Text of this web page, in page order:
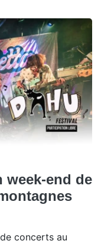
week-end de
concerts au